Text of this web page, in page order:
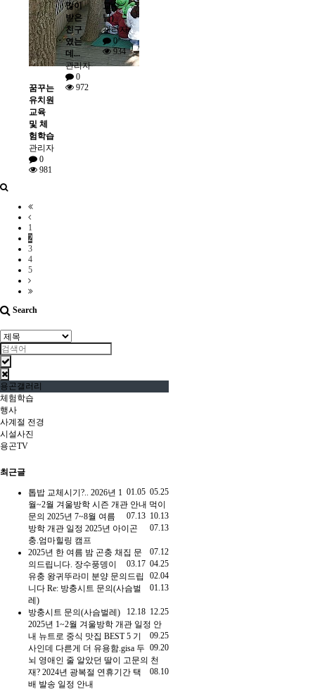
꿈꾸는
유치원
교육
및 체
험학습
관리자
0
981
많이
받은
친구
였는
데...
관리자
0
972
교수
님)
관리자
0
934
1
2
3
4
5
Search
용곤갤러리
체험학습
행사
사계절 전경
시설사진
용곤TV
최근글
05.25
톱밥 교체시기?.. 01.05
2026년 1
월~2월 겨울방학 시즌 개관 안내
10.13
먹이
문의
07.13
2025년 7~8월 여름
방학 개관 일정
07.13
2025년 아이곤
충.엄마힐링 캠프
07.12
2025년 한 여름 밤 곤충 채집
04.25
문
의드립니다.
03.17
장수풍뎅이
유충
02.04
왕귀뚜라미 분양 문의드립
니다
01.13
Re: 방충시트 문의(사슴벌
레)
12.25
방충시트 문의(사슴벌레)
12.18
2025년 1~2월 겨울방학 개관 일정 안
내
09.25
뉴트로 중식 맛집 BEST 5 기
사인데 다른게 더 유용함.gisa
09.20
두
뇌 영애인 줄 알았던 딸이 고문의 천
재?
08.10
2024년 광복절 연휴기간 택
배 발송 일정 안내